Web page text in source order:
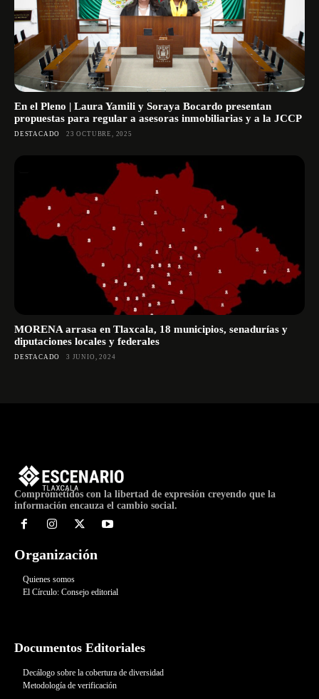
En el Pleno | Laura Yamili y Soraya Bocardo presentan
propuestas para regular a asesoras inmobiliarias y a la JCCP
DESTACADO 23 OCTUBRE, 2025
MORENA arrasa en Tlaxcala, 18 municipios, senadurías y
diputaciones locales y federales
DESTACADO 3 JUNIO, 2024
Comprometidos con la libertad de expresión creyendo que la
información encauza el cambio social.
Organización
Quienes somos
El Círculo: Consejo editorial
Documentos Editoriales
Decálogo sobre la cobertura de diversidad
Metodología de verificación